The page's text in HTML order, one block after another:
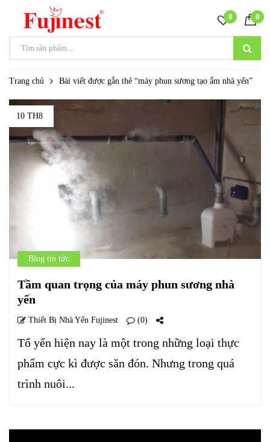
0 0
Trang chủ Bài viết được gắn thẻ “máy phun sương tạo ẩm nhà yến”
10 TH8
Blog tin tức
Tầm quan trọng của máy phun sương nhà
yến
Thiết Bị Nhà Yến Fujinest (0)
Tổ yến hiện nay là một trong những loại thực
phẩm cực kì được săn đón. Nhưng trong quá
trình nuôi...